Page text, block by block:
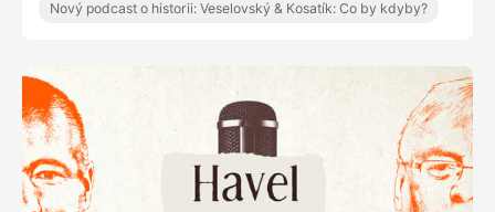
budoucnost?
Nový podcast o historii: Veselovský & Kosatík: Co by kdyby?